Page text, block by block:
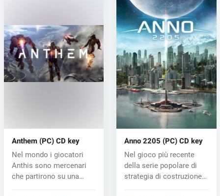
Anthem (PC) CD key
Nel mondo i giocatori
Anthis sono mercenari
che partirono su una
Anno 2205 (PC) CD key
Nel gioco più recente
della serie popolare di
strategia di costruzione